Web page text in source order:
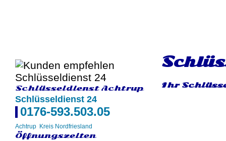
Schlüsseldienst Achtrup
Schlüsseldienst 24
0176-593.503.05
Achtrup Kreis Nordfriesland
Öffnungszeiten
Ihr